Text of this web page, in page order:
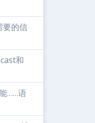
要的信
和
……语